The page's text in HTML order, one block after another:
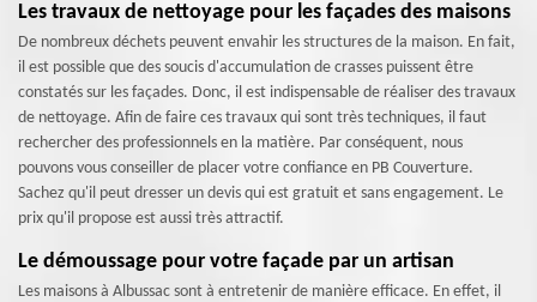
Les travaux de nettoyage pour les façades des maisons
De nombreux déchets peuvent envahir les structures de la maison. En fait,
il est possible que des soucis d'accumulation de crasses puissent être
constatés sur les façades. Donc, il est indispensable de réaliser des travaux
de nettoyage. Afin de faire ces travaux qui sont très techniques, il faut
rechercher des professionnels en la matière. Par conséquent, nous
pouvons vous conseiller de placer votre confiance en PB Couverture.
Sachez qu'il peut dresser un devis qui est gratuit et sans engagement. Le
prix qu'il propose est aussi très attractif.
Le démoussage pour votre façade par un artisan
Les maisons à Albussac sont à entretenir de manière efficace. En effet, il